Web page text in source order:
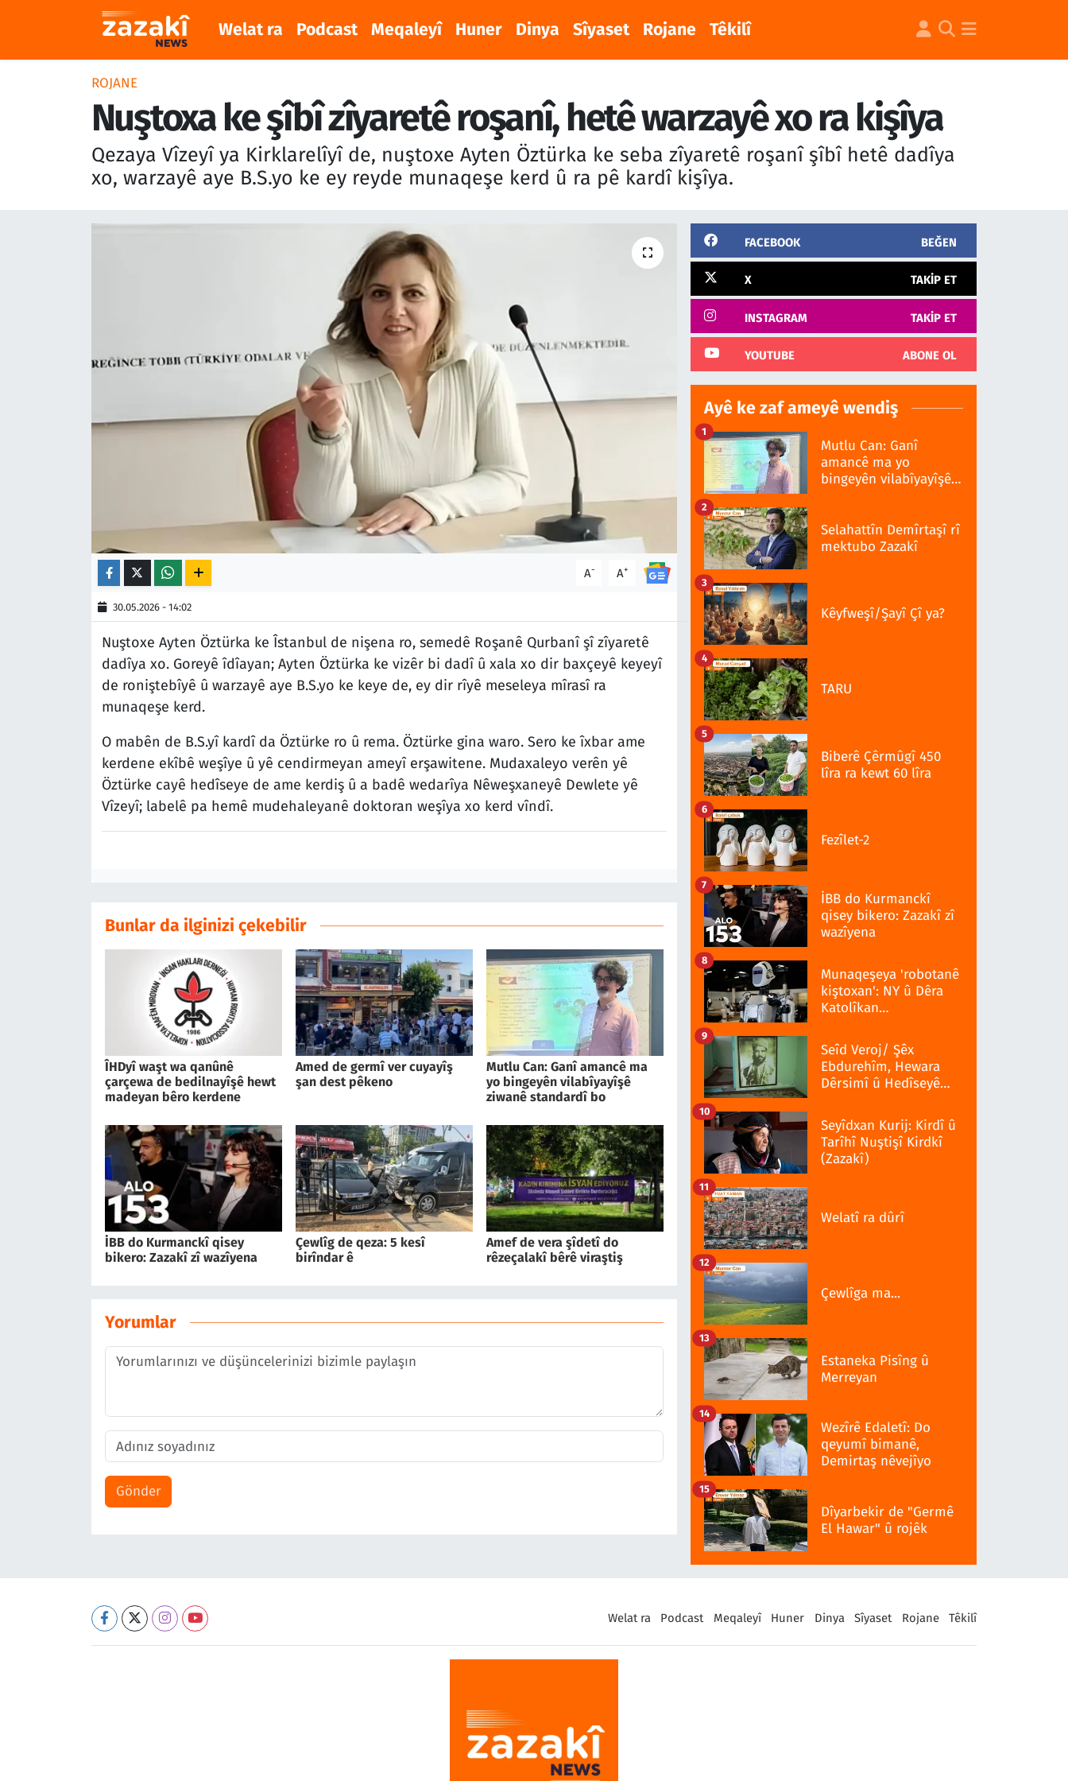
Welat ra Podcast Meqaleyî Huner Dinya Sîyaset Rojane Têkilî
ROJANE
Nuştoxa ke şîbî zîyaretê roşanî, hetê warzayê xo ra kişîya
Qezaya Vîzeyî ya Kirklarelîyî de, nuştoxe Ayten Öztürka ke seba zîyaretê roşanî şîbî hetê dadîya
xo, warzayê aye B.S.yo ke ey reyde munaqeşe kerd û ra pê kardî kişîya.
A- A+
30.05.2026 - 14:02
Nuştoxe Ayten Öztürka ke Îstanbul de nişena ro, semedê Roşanê Qurbanî şî zîyaretê
dadîya xo. Goreyê îdîayan; Ayten Öztürka ke vizêr bi dadî û xala xo dir baxçeyê keyeyî
de roniştebîyê û warzayê aye B.S.yo ke keye de, ey dir rîyê meseleya mîrasî ra
munaqeşe kerd.
O mabên de B.S.yî kardî da Öztürke ro û rema. Öztürke gina waro. Sero ke îxbar ame
kerdene ekîbê weşîye û yê cendirmeyan ameyî erşawitene. Mudaxaleyo verên yê
Öztürke cayê hedîseye de ame kerdiş û a badê wedarîya Nêweşxaneyê Dewlete yê
Vîzeyî; labelê pa hemê mudehaleyanê doktoran weşîya xo kerd vîndî.
Bunlar da ilginizi çekebilir
ÎHDyî waşt wa qanûnê
çarçewa de bedilnayîşê hewt
madeyan bêro kerdene
Amed de germî ver cuyayîş
şan dest pêkeno
Mutlu Can: Ganî amancê ma
yo bingeyên vilabîyayîşê
ziwanê standardî bo
İBB do Kurmanckî qisey
bikero: Zazakî zî wazîyena
Çewlîg de qeza: 5 kesî
birîndar ê
Amef de vera şîdetî do
rêzeçalakî bêrê viraştiş
Yorumlar
Gönder
FACEBOOK BEĞEN
X TAKIP ET
INSTAGRAM TAKIP ET
YOUTUBE ABONE OL
Ayê ke zaf ameyê wendiş
Mutlu Can: Ganî
amancê ma yo
bingeyên vilabîyayîşê
1
Selahattîn Demîrtaşî rî
mektubo Zazakî
2
Kêyfweşî/Şayî Çî ya?
3
TARU
4
Biberê Çêrmûgî 450
lîra ra kewt 60 lîra
5
Fezîlet-2
6
İBB do Kurmanckî
qisey bikero: Zazakî zî
wazîyena
7
Munaqeşeya 'robotanê
kiştoxan': NY û Dêra
Katolîkan
8
Seîd Veroj/ Şêx
Ebdurehîm, Hewara
Dêrsimî û Hedîseyê
9
Seyîdxan Kurij: Kirdî û
Tarîhî Nuştişî Kirdkî
(Zazakî)
10
Welatî ra dûrî
11
Çewlîga ma...
12
Estaneka Pisîng û
Merreyan
13
Wezîrê Edaletî: Do
qeyumî bimanê,
Demirtaş nêvejîyo
14
Dîyarbekir de "Germê
El Hawar" û rojêk
15
Welat ra Podcast Meqaleyî Huner Dinya Sîyaset Rojane Têkilî
Welat ra
Podcast
Nöbetçi Eczaneler
Hava Durumu
Trafik Durumu
Süper Lig Puan Durumu ve Fikstür